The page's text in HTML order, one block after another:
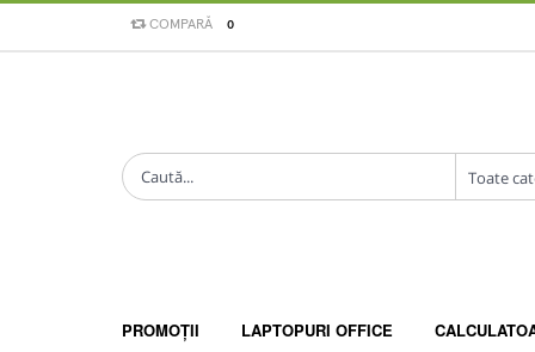
COMPARĂ 0
PROMOȚII LAPTOPURI OFFICE